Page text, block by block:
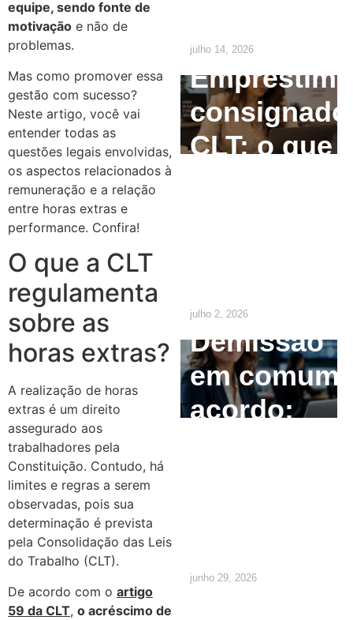
equipe, sendo fonte de
motivação e não de
problemas.
Mas como promover essa
gestão com sucesso?
Neste artigo, você vai
entender todas as
questões legais envolvidas,
os aspectos relacionados à
remuneração e a relação
entre horas extras e
performance. Confira!
O que a CLT
regulamenta
sobre as
horas extras?
A realização de horas
extras é um direito
assegurado aos
trabalhadores pela
Constituição. Contudo, há
limites e regras a serem
observadas, pois sua
determinação é prevista
pela Consolidação das Leis
do Trabalho (CLT).
De acordo com o artigo
59 da CLT, o acréscimo de
julho 14, 2026
Empréstimo
consignado
CLT: o que
julho 2, 2026
Demissão
em comum
acordo:
junho 29, 2026